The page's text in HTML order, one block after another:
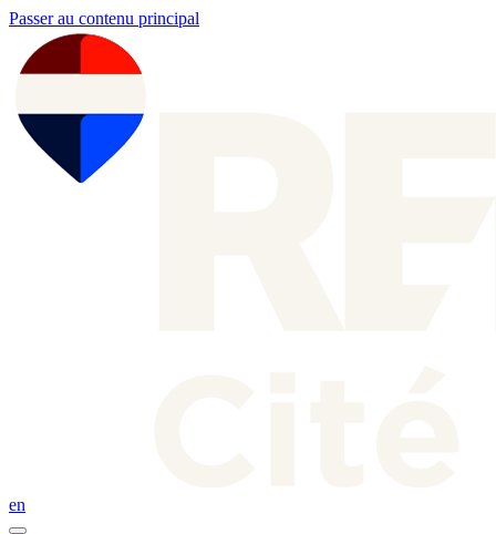
Passer au contenu principal
en